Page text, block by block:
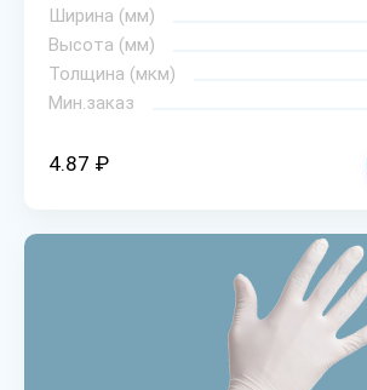
Ширина (мм)
Высота (мм)
Толщина (мкм)
Мин.заказ
4.87 ₽